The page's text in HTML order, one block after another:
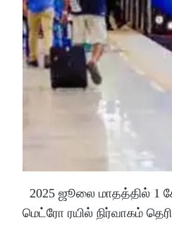
2025 ஜூலை மாதத்தில்
மெட்ரோ ரயில் நிர்வாகம்